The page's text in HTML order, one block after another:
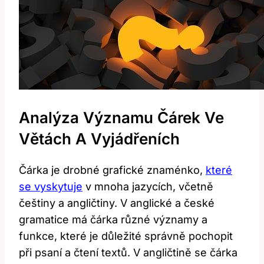
Analýza Významu Čárek Ve
Větách A Vyjádřeních
Čárka je drobné grafické znaménko, které
se vyskytuje v mnoha jazycích, včetně
češtiny a angličtiny. V anglické a české
gramatice má čárka různé významy a
funkce, které je důležité správně pochopit
při psaní a čtení textů. V angličtině se čárka